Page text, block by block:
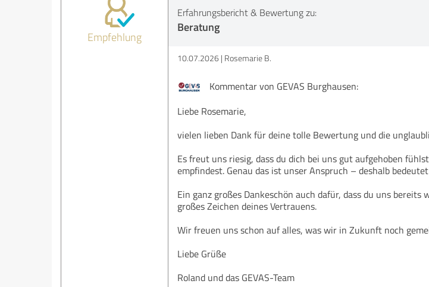
Empfehlung
Erfahrungsbericht & Bewertung zu:
Beratung
10.07.2026 Rosemarie B.
Kommentar von GEVAS Burghausen:
Liebe Rosemarie,
vielen lieben Dank für deine tolle Bewertung und die
Es freut uns riesig, dass du dich bei uns gut aufgehoben
empfindest. Genau das ist unser Anspruch – deshalb
Ein ganz großes Dankeschön auch dafür, dass du uns
großes Zeichen deines Vertrauens.
Wir freuen uns schon auf alles, was wir in Zukunft noch
Liebe Grüße
Roland und das GEVAS-Team